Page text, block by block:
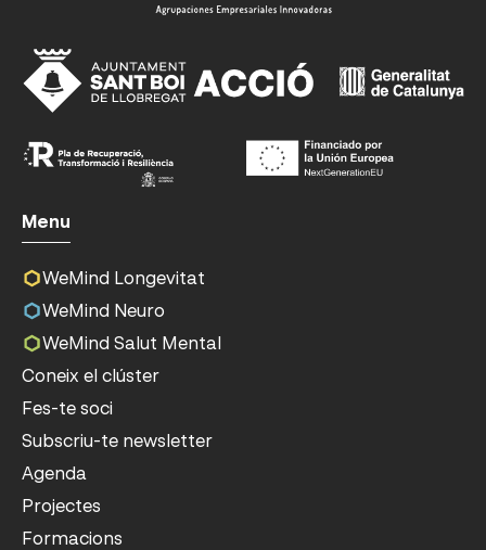
Menu
WeMind Longevitat
WeMind Neuro
WeMind Salut Mental
Coneix el clúster
Fes-te soci
Subscriu-te newsletter
Agenda
Projectes
Formacions